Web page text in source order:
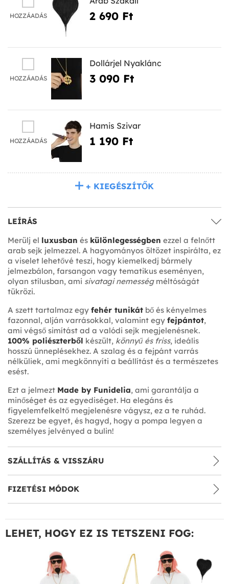
HOZZÁADÁS 2 690 Ft‎
HOZZÁADÁS
Dollárjel Nyaklánc
3 090 Ft‎
HOZZÁADÁS
Hamis Szivar
1 190 Ft‎
+ KIEGÉSZÍTŐK
LEÍRÁS
Merülj el luxusban és különlegességben ezzel a felnőtt
arab sejk jelmezzel. A hagyományos öltözet inspirálta, ez
a viselet lehetővé teszi, hogy kiemelkedj bármely
jelmezbálon, farsangon vagy tematikus eseményen,
olyan stílusban, ami sivatagi nemességméltóságát
tükrözi.
A szett tartalmaz egy fehér tunikát bő és kényelmes
fazonnal, alján varrásokkal, valamint egy fejpántot,
ami végső simítást ad a valódi sejk megjelenésnek.
100% poliészterből készült, könnyű és friss, ideális
hosszú ünneplésekhez. A szalag és a fejpánt varrás
nélküliek, ami megkönnyíti a beállítást és a természetes
esést.
Ezt a jelmezt Made by Funidelia, ami garantálja a
minőséget és az egyediséget. Ha elegáns és
figyelemfelkeltő megjelenésre vágysz, ez a te ruhád.
Szerezz be egyet, és hagyd, hogy a pompa legyen a
személyes jelvényed a bulin!
SZÁLLÍTÁS & VISSZÁRU
FIZETÉSI MÓDOK
LEHET, HOGY EZ IS TETSZENI FOG: